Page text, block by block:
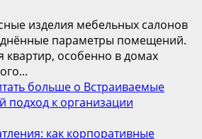
изделия мебельных салонов
параметры помещений.
квартир, особенно в домах
больше о Встраиваемые
к организации
как корпоративные